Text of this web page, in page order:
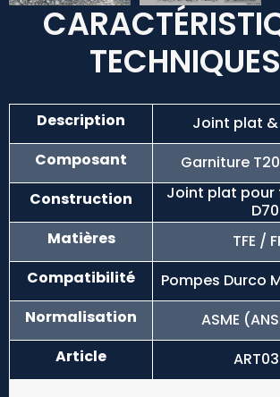
Description
Joint plat
Composant
Garniture
Construction
Joint plat pour
D70
Matières
TFE /
Compatibilité
Pompes Durco
Normalisation
ASME
Article